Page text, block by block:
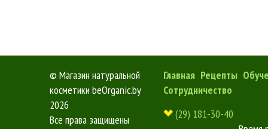
© Магазин натуральной
косметики beOrganic.by
2026
Все права защищены
Главная Рецепты
Сотрудничество
(29) 181-30-40